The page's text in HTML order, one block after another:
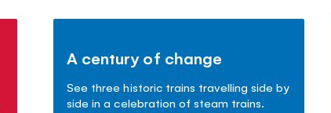
A century of change
See three historic trains travelling side by
side in a celebration of steam trains.